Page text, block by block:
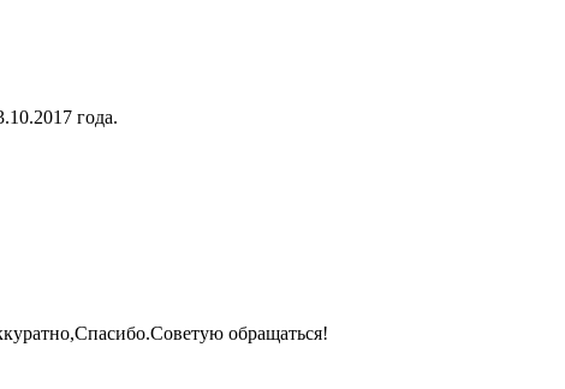
года.
обращаться!